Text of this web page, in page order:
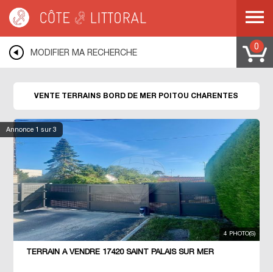
CHARENTES
MODIFIER MA RECHERCHE
0
Annonce 1 sur 3
VENTE TERRAINS BORD DE MER POITOU CHARENTES
4 PHOTO(S)
TERRAIN À VENDRE 17420 SAINT PALAIS SUR MER